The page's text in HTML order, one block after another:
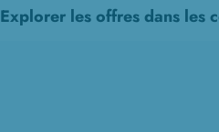
Explorer les offres dans les